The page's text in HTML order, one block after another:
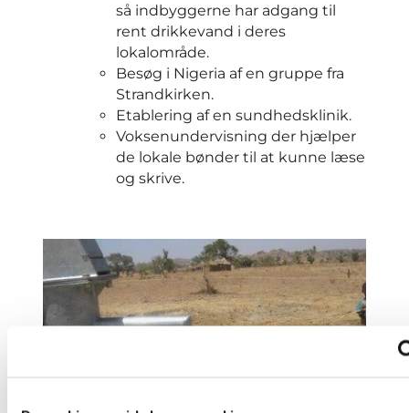
så indbyggerne har adgang til
rent drikkevand i deres
lokalområde.
Besøg i Nigeria af en gruppe fra
Strandkirken.
Etablering af en sundhedsklinik.
Voksenundervisning der hjælper
de lokale bønder til at kunne læse
og skrive.